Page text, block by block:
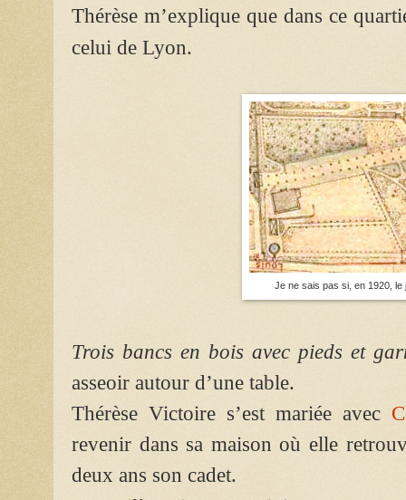
Thérèse m’explique que dans ce
celui de Lyon.
Je ne sais pas si, en 1920,
Trois bancs en bois avec pieds et
asseoir autour d’une table.
Thérèse Victoire s’est mariée avec
revenir dans sa maison où elle
deux ans son cadet.